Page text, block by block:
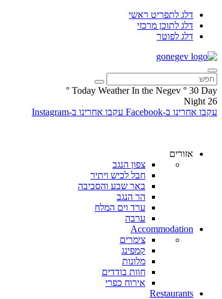
דלג לתפריט ראשי
דלג לתוכן מרכזי
דלג לפוטר
Today Weather In the Negev ° 30 Day
°
26
Night
עקבו אחרינו ב-Facebook
עקבו אחרינו ב-Instagram
אזורים
צפון הנגב
חבל לכיש ויתיר
באר שבע והסביבה
הר הנגב
ערד וים המלח
ערבה
Accommodation
צימרים
קמפינג
מלונות
חוות בודדים
אירוח כפרי
Restaurants